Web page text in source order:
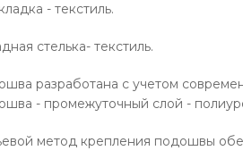
- текстиль.
стелька- текстиль.
разработана с учетом
- промежуточный слой -
метод крепления подошвы